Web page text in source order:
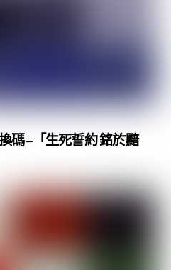
碼 –「生死誓約 銘於黯